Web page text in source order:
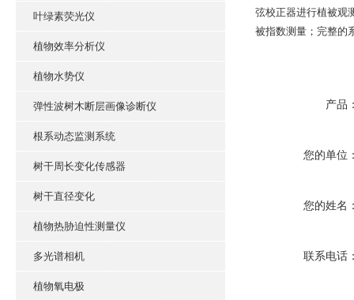
叶绿素荧光仪
植物效率分析仪
植物水势仪
弹性波树木断层画像诊断仪
根系动态监测系统
树干周长变化传感器
树干直径变化
植物热胁迫性测量仪
多光谱相机
植物氧电极
弦校正器进行植被观
被指数测量；完整的
产品
您的单位
您的姓名
联系电话